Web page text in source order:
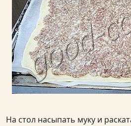
На стол насыпать муку и